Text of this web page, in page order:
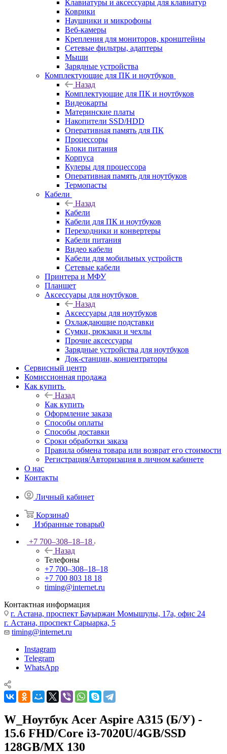
Клавиатуры и аксессуары для клавиатур
Коврики
Наушники и микрофоны
Веб-камеры
Крепления для мониторов, кронштейны
Сетевые фильтры, адаптеры
Мыши
Зарядные устройства
Комплектующие для ПК и ноутбуков
Назад
Комплектующие для ПК и ноутбуков
Видеокарты
Материнские платы
Накопители SSD/HDD
Оперативная память для ПК
Процессоры
Блоки питания
Корпуса
Кулеры для процессора
Оперативная память для ноутбуков
Термопасты
Кабели
Назад
Кабели
Кабели для ПК и ноутбуков
Переходники и конвертеры
Кабели питания
Видео кабели
Кабели для мобильных устройств
Сетевые кабели
Принтера и МФУ
Планшет
Аксессуары для ноутбуков
Назад
Аксессуары для ноутбуков
Охлаждающие подставки
Сумки, рюкзаки и чехлы
Прочие аксессуары
Зарядные устройства для ноутбуков
Док-станции, концентраторы
Сервисный центр
Комиссионная продажа
Как купить
Назад
Как купить
Оформление заказа
Способы оплаты
Способы доставки
Сроки обработки заказа
Правила обмена товара или возврат его стоимости
Регистрация/Авторизация в личном кабинете
О нас
Контакты
Личный кабинет
Корзина0
Избранные товары0
+7 700‒308‒18‒18
Назад
Телефоны
+7 700‒308‒18‒18
+7 700 803 18 18
timing@internet.ru
Контактная информация
г. Астана, проспект Бауыржан Момышулы, 17а, офис 24
г. Астана, проспект Сарыарка, 5
timing@internet.ru
Instagram
Telegram
WhatsApp
W_Ноутбук Acer Aspire A315 (Б/У) -
15.6 FHD/Core i3-7020U/4GB/SSD
128GB/MX 130